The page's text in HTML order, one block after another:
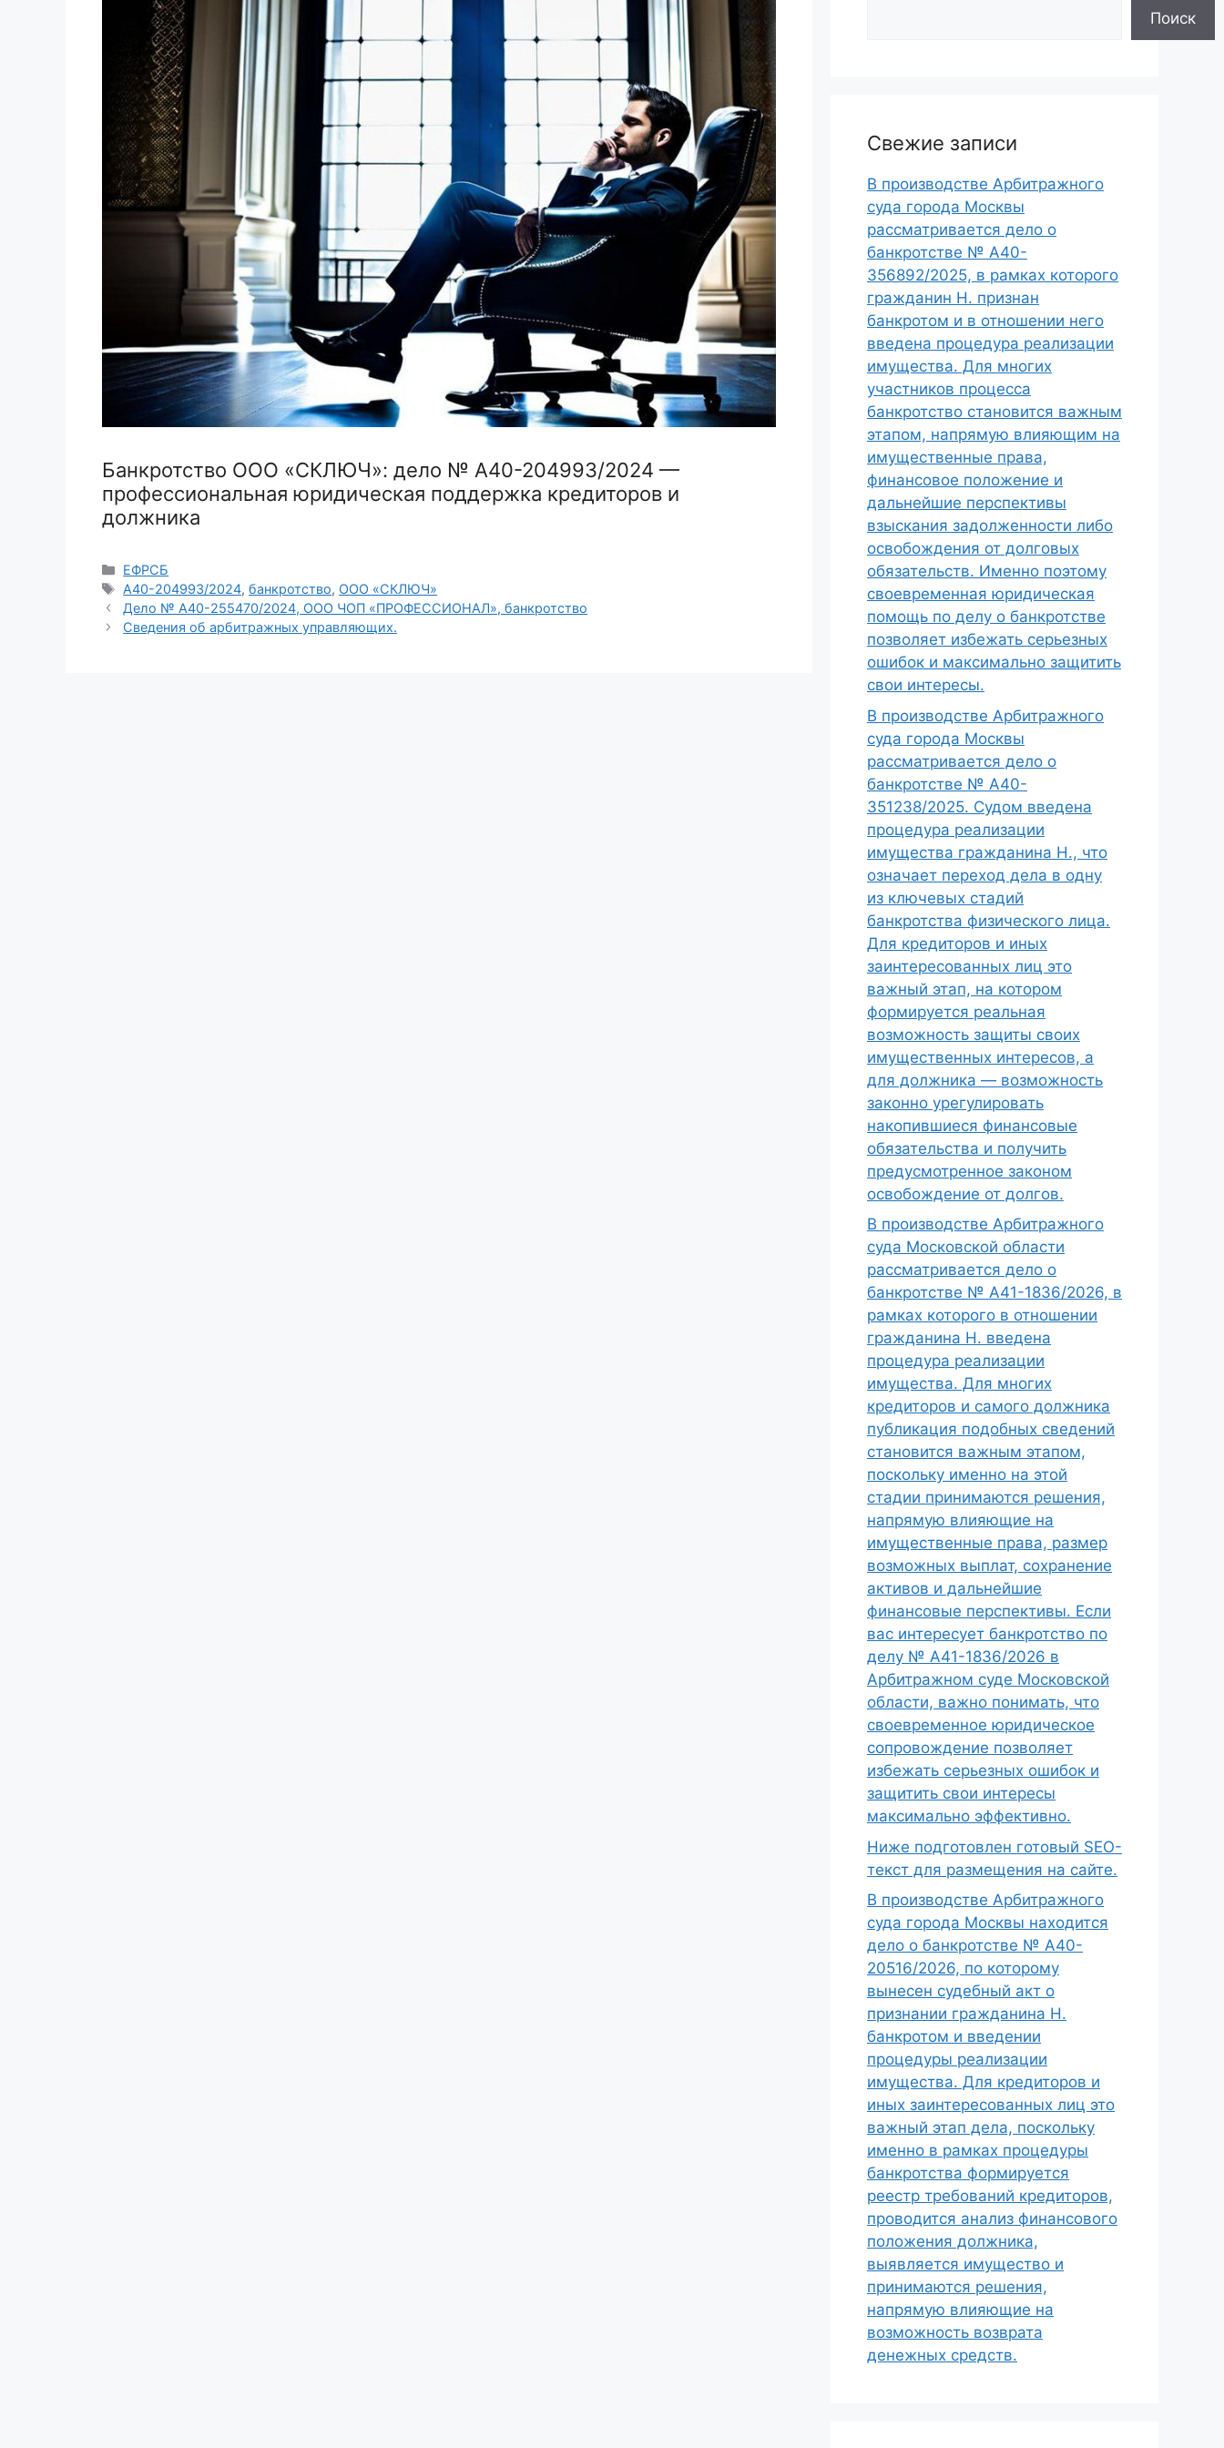
Банкротство ООО «СКЛЮЧ»: дело № А40-204993/2024 —
профессиональная юридическая поддержка кредиторов и
должника
Рубрики
ЕФРСБ
Метки
А40-204993/2024,банкротство, ООО «СКЛЮЧ»
Дело № А40-255470/2024, ООО ЧОП «ПРОФЕССИОНАЛ», банкротство
Сведения об арбитражных управляющих.
Поиск
Свежие записи
В производстве Арбитражного
суда города Москвы
рассматривается дело о
банкротстве № А40-
356892/2025, в рамках которого
гражданин Н. признан
банкротом и в отношении него
введена процедура реализации
имущества. Для многих
участников процесса
банкротство становится важным
этапом, напрямую влияющим на
имущественные права,
финансовое положение и
дальнейшие перспективы
взыскания задолженности либо
освобождения от долговых
обязательств. Именно поэтому
своевременная юридическая
помощь по делу о банкротстве
позволяет избежать серьезных
ошибок и максимально защитить
свои интересы.
В производстве Арбитражного
суда города Москвы
рассматривается дело о
банкротстве № А40-
351238/2025. Судом введена
процедура реализации
имущества гражданина Н., что
означает переход дела в одну
из ключевых стадий
банкротства физического лица.
Для кредиторов и иных
заинтересованных лиц это
важный этап, на котором
формируется реальная
возможность защиты своих
имущественных интересов, а
для должника — возможность
законно урегулировать
накопившиеся финансовые
обязательства и получить
предусмотренное законом
освобождение от долгов.
В производстве Арбитражного
суда Московской области
рассматривается дело о
банкротстве № А41-1836/2026, в
рамках которого в отношении
гражданина Н. введена
процедура реализации
имущества. Для многих
кредиторов и самого должника
публикация подобных сведений
становится важным этапом,
поскольку именно на этой
стадии принимаются решения,
напрямую влияющие на
имущественные права, размер
возможных выплат, сохранение
активов и дальнейшие
финансовые перспективы. Если
вас интересует банкротство по
делу № А41-1836/2026 в
Арбитражном суде Московской
области, важно понимать, что
своевременное юридическое
сопровождение позволяет
избежать серьезных ошибок и
защитить свои интересы
максимально эффективно.
Ниже подготовлен готовый SEO-
текст для размещения на сайте.
В производстве Арбитражного
суда города Москвы находится
дело о банкротстве № А40-
20516/2026, по которому
вынесен судебный акт о
признании гражданина Н.
банкротом и введении
процедуры реализации
имущества. Для кредиторов и
иных заинтересованных лиц это
важный этап дела, поскольку
именно в рамках процедуры
банкротства формируется
реестр требований кредиторов,
проводится анализ финансового
положения должника,
выявляется имущество и
принимаются решения,
напрямую влияющие на
возможность возврата
денежных средств.